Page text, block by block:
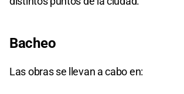
Bacheo
Las obras se llevan a cabo en: